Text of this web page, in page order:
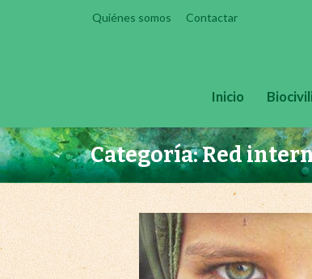
Quiénes somos Contactar
Inicio
Categoría: Red